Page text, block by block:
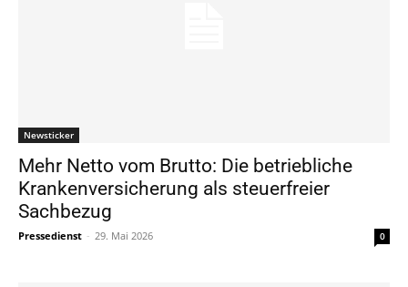
Newsticker
Mehr Netto vom Brutto: Die betriebliche
Krankenversicherung als steuerfreier
Sachbezug
Pressedienst - 29. Mai 2026 0